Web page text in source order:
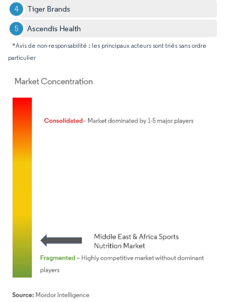
Tiger Brands
Ascendis Health
*Avis de non-responsabilité : les principaux acteurs sont triés sans ordre
particulier